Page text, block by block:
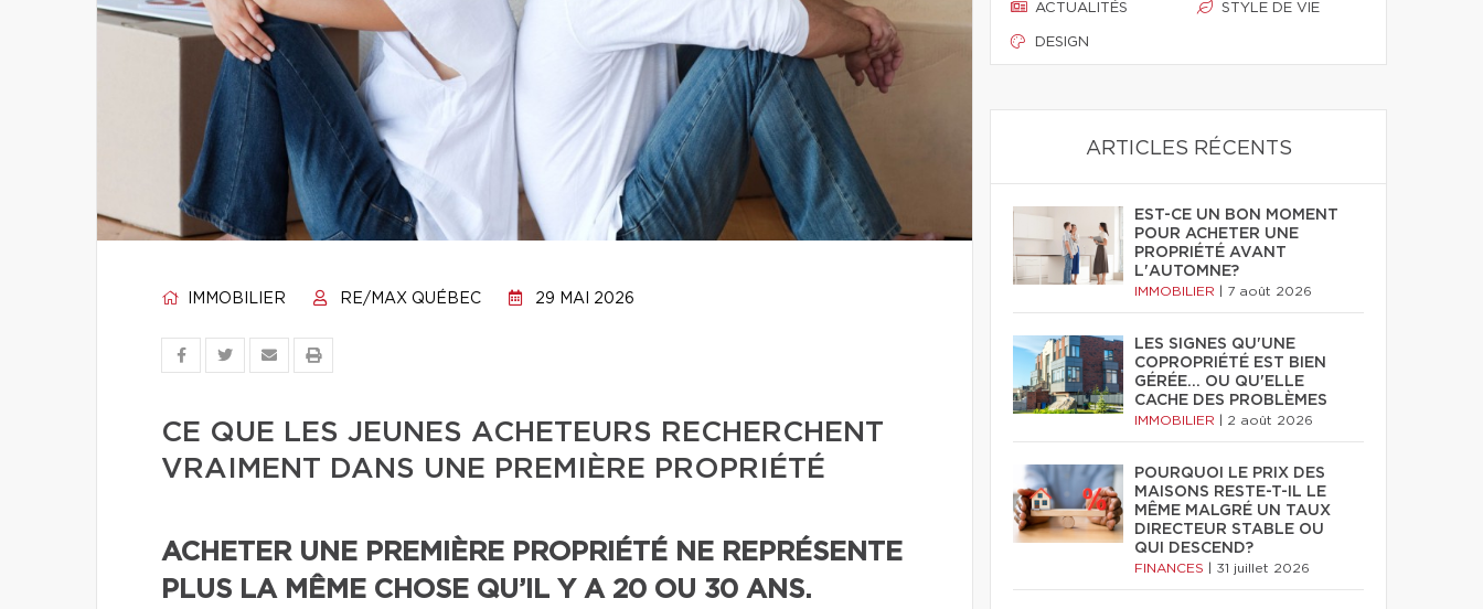
IMMOBILIER RE/MAX QUÉBEC 29 MAI 2026
CE QUE LES JEUNES ACHETEURS RECHERCHENT
VRAIMENT DANS UNE PREMIÈRE PROPRIÉTÉ
ACHETER UNE PREMIÈRE PROPRIÉTÉ NE REPRÉSENTE
PLUS LA MÊME CHOSE QU’IL Y A 20 OU 30 ANS.
ACTUALITÉS
DESIGN
STYLE DE VIE
ARTICLES RÉCENTS
EST-CE UN BON MOMENT
POUR ACHETER UNE
PROPRIÉTÉ AVANT
L'AUTOMNE?
IMMOBILIER 7 août 2026
LES SIGNES QU'UNE
COPROPRIÉTÉ EST BIEN
GÉRÉE… OU QU'ELLE
CACHE DES PROBLÈMES
IMMOBILIER 2 août 2026
POURQUOI LE PRIX DES
MAISONS RESTE-T-IL LE
MÊME MALGRÉ UN TAUX
DIRECTEUR STABLE OU
QUI DESCEND?
FINANCES 31 juillet 2026